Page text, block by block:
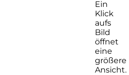
Ein
Klick
aufs
Bild
öffnet
eine
größere
Ansicht.